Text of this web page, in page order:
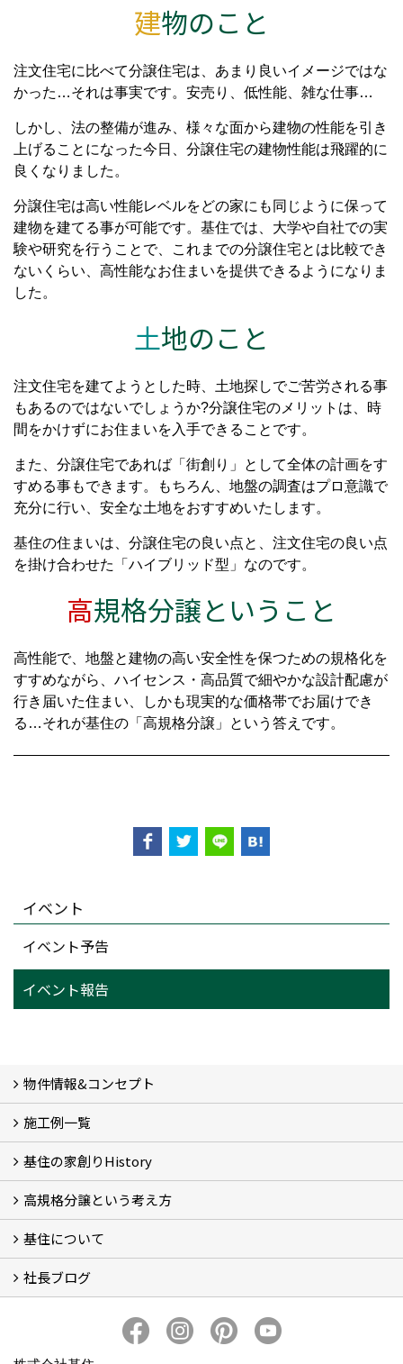
建物のこと
注文住宅に比べて分譲住宅は、あまり良いイメージではな
かった…それは事実です。安売り、低性能、雑な仕事…
しかし、法の整備が進み、様々な面から建物の性能を引き
上げることになった今日、分譲住宅の建物性能は飛躍的に
良くなりました。
分譲住宅は高い性能レベルをどの家にも同じように保って
建物を建てる事が可能です。基住では、大学や自社での実
験や研究を行うことで、これまでの分譲住宅とは比較でき
ないくらい、高性能なお住まいを提供できるようになりま
した。
土地のこと
注文住宅を建てようとした時、土地探しでご苦労される事
もあるのではないでしょうか?分譲住宅のメリットは、時
間をかけずにお住まいを入手できることです。
また、分譲住宅であれば「街創り」として全体の計画をす
すめる事もできます。もちろん、地盤の調査はプロ意識で
充分に行い、安全な土地をおすすめいたします。
基住の住まいは、分譲住宅の良い点と、注文住宅の良い点
を掛け合わせた「ハイブリッド型」なのです。
高規格分譲ということ
高性能で、地盤と建物の高い安全性を保つための規格化を
すすめながら、ハイセンス・高品質で細やかな設計配慮が
行き届いた住まい、しかも現実的な価格帯でお届けでき
る…それが基住の「高規格分譲」という答えです。
イベント
イベント予告
イベント報告
物件情報&コンセプト
新着情報&基住の３つの家
イベント予告
イベント報告
施工例一覧
Photo Gallery
現場レポート
完工事例
お客様の声
基住の家創りHistory
基住の夢はもっと大きくもっと優しく
夢の実現へ
わが街をポートランドへ
アメノヨリミチ (3)
新築住宅事業
自然共生街創り事業
再生可能エネルギー事業
森の家コモンハウス【こもびお】
コンセプトハウス (2)
高規格分譲という考え方
高規格分譲ってなんだろう？
STUDIO KIJYU【スタジオ基住】
これからの家創り
知ってほしい１１のこと
基住について
基住について
会社概要
プライバシーポリシーについて
メンテナンスについて
トピックス
社長ブログ